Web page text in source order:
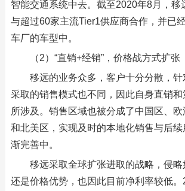
智能交通系统中去。截至2020年8月，移
与超过60家主流Tier1供应商合作，并已
车厂的车型中。
（2）“直销+经销”，价格战方式扩张
移远的业务众多，客户十分分散，
采取的销售模式也不同，因此自身直销
所涉及。销售区域也被分成了中国区、
和北美区，实现及时的本地化销售与后续
渐完善中。
移远采取全球扩张进取的战略，侵
还是价格优势，也因此目前净利率较低